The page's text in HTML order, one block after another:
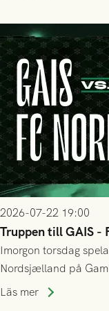
seger! Matchfoto:
2026-07-22 19:00
Truppen till GAIS
Imorgon torsdag
Nordsjælland på
Holmberg och
Läs mer